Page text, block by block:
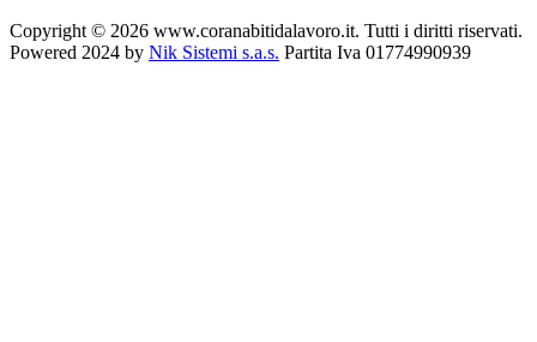
Copyright © 2026 www.coranabitidalavoro.it. Tutti i diritti riservati.
Powered 2024 by Nik Sistemi s.a.s. Partita Iva 01774990939